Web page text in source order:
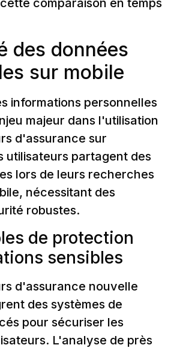
comparaison en temps
des données
sur mobile
informations personnelles
majeur dans l'utilisation
d'assurance sur
utilisateurs partagent des
lors de leurs recherches
nécessitant des
robustes.
de protection
sensibles
d'assurance nouvelle
des systèmes de
pour sécuriser les
L'analyse de près